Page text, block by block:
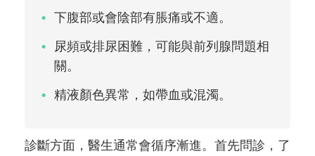
下腹部或會陰部有脹痛或不適。
尿頻或排尿困難，可能與前列腺問題相
關。
精液顏色異常，如帶血或混濁。
診斷方面，醫生通常會循序漸進。首先問診，了